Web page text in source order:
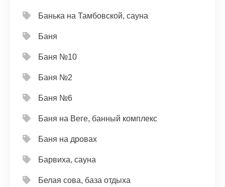
Банька на Тамбовской, сауна
Баня
Баня №10
Баня №2
Баня №6
Баня на Веге, банный комплекс
Баня на дровах
Барвиха, сауна
Белая сова, база отдыха